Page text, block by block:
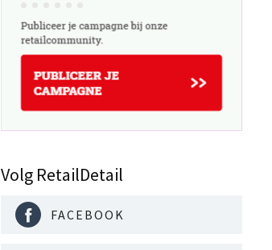
Volg RetailDetail
FACEBOOK